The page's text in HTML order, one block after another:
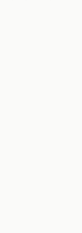
银则以细节塑
合周末一口气